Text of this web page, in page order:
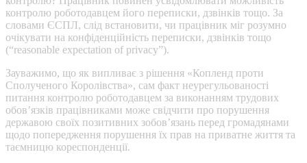
контролю роботодавцем його переписки, дзвінків тощо. За
словами ЄСПЛ, слід встановити, чи працівник міг розумно
очікувати на конфіденційність переписки, дзвінків тощо
(“reasonable expectation of privacy”).
Зауважимо, що як випливає з рішення «Копленд проти
Сполученого Королівства», сам факт неурегульованості
питання контролю роботодавцем за виконанням трудових
обов’язків працівниками може свідчити про порушення
державою своїх позитивних зобов’язань перед громадянами
щодо попередження порушення їх прав на приватне життя та
таємницю кореспонденції.